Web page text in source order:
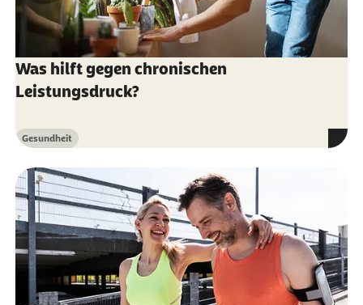
Was hilft gegen chronischen
Leistungsdruck?
Kategorie
Gesundheit